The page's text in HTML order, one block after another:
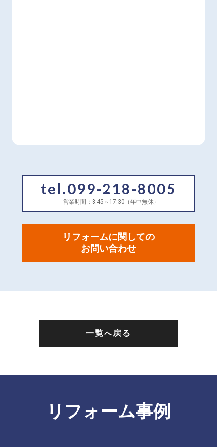
tel.099-218-8005
営業時間：8:45～17:30（年中無休）
リフォームに関しての
お問い合わせ
一覧へ戻る
リフォーム事例